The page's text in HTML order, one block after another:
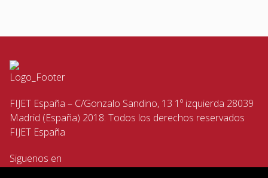
FIJET España – C/Gonzalo Sandino, 13 1º izquierda 28039
Madrid (España) 2018. Todos los derechos reservados
FIJET España
Siguenos en